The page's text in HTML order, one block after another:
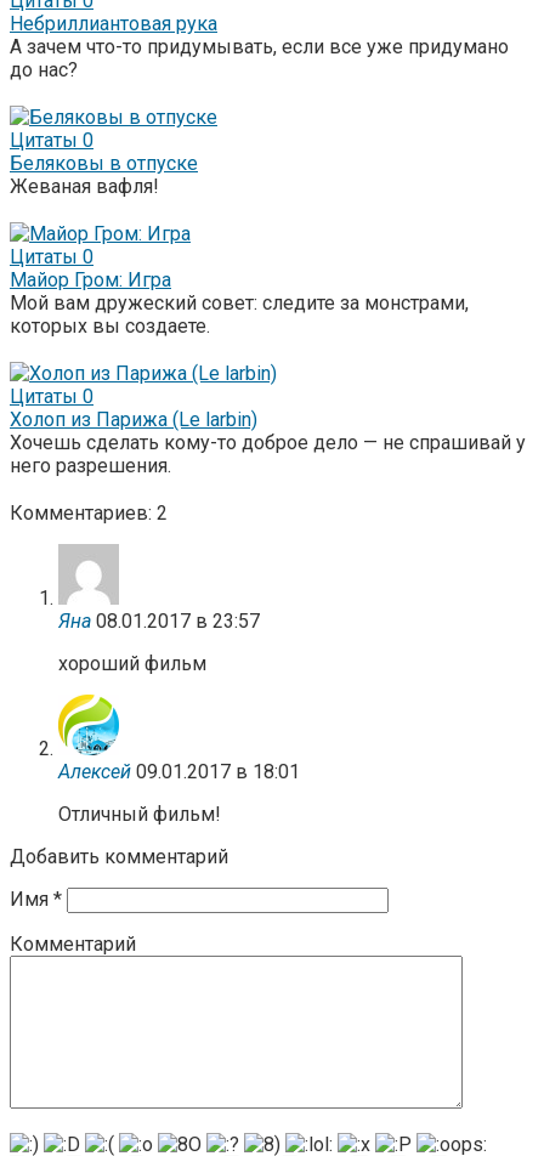
Небриллиантовая рука
А зачем что-то придумывать, если все уже придумано
до нас?
Цитаты 0
Беляковы в отпуске
Жеваная вафля!
Цитаты 0
Майор Гром: Игра
Мой вам дружеский совет: следите за монстрами,
которых вы создаете.
Цитаты 0
Холоп из Парижа (Le larbin)
Хочешь сделать кому-то доброе дело — не спрашивай у
него разрешения.
Комментариев: 2
Яна 08.01.2017 в 23:57
хороший фильм
Алексей 09.01.2017 в 18:01
Отличный фильм!
Добавить комментарий
Имя *
Комментарий